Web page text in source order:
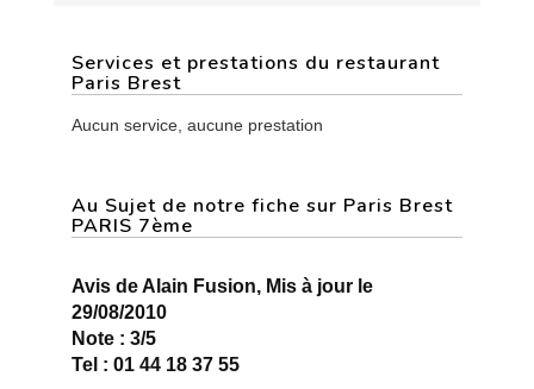
Services et prestations du restaurant
Paris Brest
Aucun service, aucune prestation
Au Sujet de notre fiche sur Paris Brest
PARIS 7ème
Avis de Alain Fusion, Mis à jour le
29/08/2010
Note : 3/5
Tel : 01 44 18 37 55